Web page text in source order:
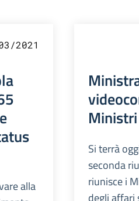
2021
alla
Ministri
Si terrà
seconda
riunisce i
degli affari